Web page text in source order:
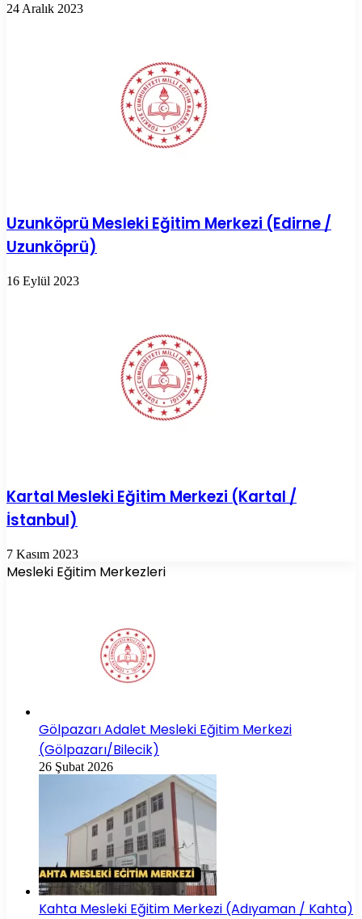
24 Aralık 2023
Uzunköprü Mesleki Eğitim Merkezi (Edirne /
Uzunköprü)
16 Eylül 2023
Kartal Mesleki Eğitim Merkezi (Kartal /
İstanbul)
7 Kasım 2023
Mesleki Eğitim Merkezleri
Gölpazarı Adalet Mesleki Eğitim Merkezi
(Gölpazarı/Bilecik)
26 Şubat 2026
Kahta Mesleki Eğitim Merkezi (Adıyaman / Kahta)